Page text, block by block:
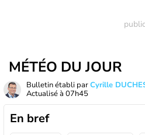
MÉTÉO DU JOUR
Bulletin établi parCyrille
Actualisé à 07h45
En bref